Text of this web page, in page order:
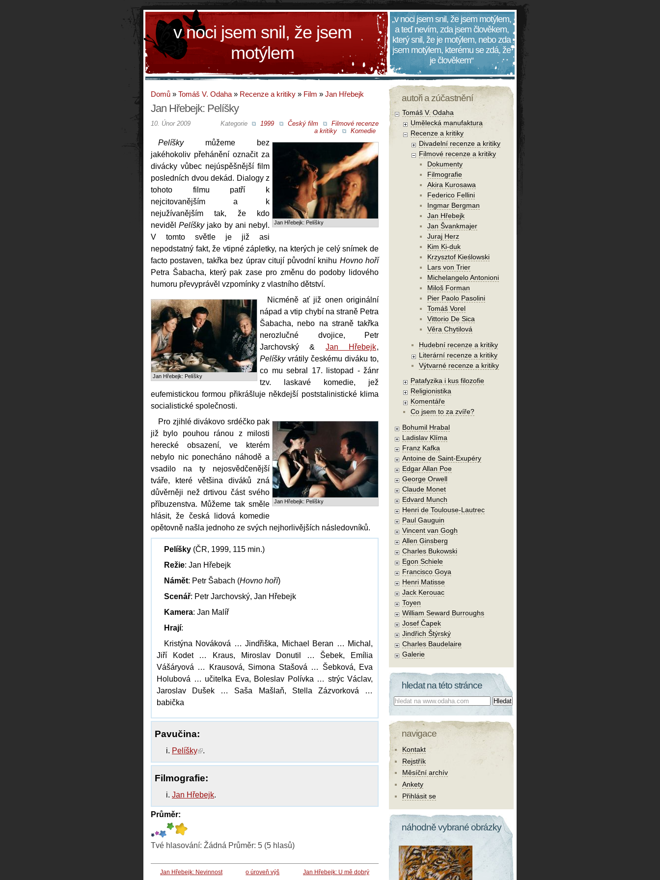
v noci jsem snil, že jsem
motýlem
„v noci jsem snil, že jsem motýlem,
a teď nevím, zda jsem člověkem,
který snil, že je motýlem, nebo zda
jsem motýlem, kterému se zdá, že
je člověkem“
Domů » Tomáš V. Odaha » Recenze a kritiky » Film » Jan Hřebejk
Jan Hřebejk: Pelíšky
Kategorie 1999 Český film
Filmové recenze
a kritiky
Komedie
10. Únor 2009
Jan Hřebejk: Pelíšky
Pelíškymůžeme bez
jakéhokoliv přehánění označit za
divácky vůbec nejúspěšnější film
posledních dvou dekád. Dialogy z
tohoto filmu patří k
nejcitovanějším a k
nejužívanějším tak, že kdo
nevidělPelíškyjako by ani nebyl.
V tomto světle je již asi
nepodstatný fakt, že vtipné zápletky, na kterých je celý snímek de
facto postaven, takřka bez úprav citují původní knihu Hovno hoří
Petra Šabacha, který pak zase pro změnu do podoby lidového
humoru převyprávěl vzpomínky z vlastního dětství.
Jan Hřebejk: Pelíšky
Nicméně ať již onen originální
nápad a vtip chybí na straně Petra
Šabacha, nebo na straně takřka
nerozlučné dvojice, Petr
Jarchovský & Jan Hřebejk,
Pelíškyvrátily českému diváku to,
co mu sebral 17. listopad - žánr
tzv. laskavé komedie, jež
eufemistickou formou přikrášluje někdejší poststalinistické klima
socialistické společnosti.
Jan Hřebejk: Pelíšky
Pro zjihlé divákovo srdéčko pak
již bylo pouhou ránou z milosti
herecké obsazení, ve kterém
nebylo nic ponecháno náhodě a
vsadilo na ty nejosvědčenější
tváře, které většina diváků zná
důvěrněji než drtivou část svého
příbuzenstva. Můžeme tak směle
hlásit, že česká lidová komedie
opětovně našla jednoho ze svých nejhorlivějších následovníků.
Pelíšky (ČR, 1999, 115 min.)
Režie: Jan Hřebejk
Námět: Petr Šabach (Hovno hoří)
Scenář: Petr Jarchovský, Jan Hřebejk
Kamera: Jan Malíř
Hrají:
Kristýna Nováková … Jindřiška, Michael Beran … Michal,
Jiří Kodet … Kraus, Miroslav Donutil … Šebek, Emília
Vášáryová … Krausová, Simona Stašová … Šebková, Eva
Holubová … učitelka Eva, Boleslav Polívka … strýc Václav,
Jaroslav Dušek … Saša Mašlaň, Stella Zázvorková …
babička
Pavučina:
Pelíšky .
Filmografie:
Jan Hřebejk.
Průměr:
Tvé hlasování: Žádná Průměr: 5 (5 hlasů)
Jan Hřebejk: Nevinnost o úroveň výš Jan Hřebejk: U mě dobrý
autoři a zúčastnění
Tomáš V. Odaha
Umělecká manufaktura
Recenze a kritiky
Divadelní recenze a kritiky
Filmové recenze a kritiky
Dokumenty
Filmografie
Akira Kurosawa
Federico Fellini
Ingmar Bergman
Jan Hřebejk
Jan Švankmajer
Juraj Herz
Kim Ki-duk
Krzysztof Kieślowski
Lars von Trier
Michelangelo Antonioni
Miloš Forman
Pier Paolo Pasolini
Tomáš Vorel
Vittorio De Sica
Věra Chytilová
Hudební recenze a kritiky
Literární recenze a kritiky
Výtvarné recenze a kritiky
Patafyzika i kus filozofie
Religionistika
Komentáře
Co jsem to za zvíře?
Bohumil Hrabal
Ladislav Klíma
Franz Kafka
Antoine de Saint-Exupéry
Edgar Allan Poe
George Orwell
Claude Monet
Edvard Munch
Henri de Toulouse-Lautrec
Paul Gauguin
Vincent van Gogh
Allen Ginsberg
Charles Bukowski
Egon Schiele
Francisco Goya
Henri Matisse
Jack Kerouac
Toyen
William Seward Burroughs
Josef Čapek
Jindřich Štýrský
Charles Baudelaire
Galerie
hledat na této stránce
Co hledat:
navigace
Kontakt
Rejstřík
Měsíční archív
Ankety
Přihlásit se
náhodně vybrané obrázky